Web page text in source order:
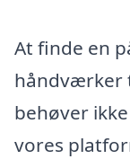
At finde en
håndværker
behøver
vores